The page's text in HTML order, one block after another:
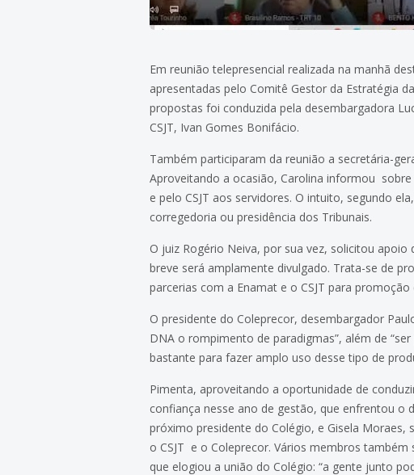
Em reunião telepresencial realizada na manhã
apresentadas pelo Comitê Gestor da Estratégia
propostas foi conduzida pela desembargadora
CSJT, Ivan Gomes Bonifácio.
Também participaram da reunião a secretária-
Aproveitando a ocasião, Carolina informou
e pelo CSJT aos servidores. O intuito, segundo
corregedoria ou presidência dos Tribunais.
O juiz Rogério Neiva, por sua vez, solicitou
breve será amplamente divulgado. Trata-se de
parcerias com a Enamat e o CSJT para
O presidente do Coleprecor, desembargador
DNA o rompimento de paradigmas”, além de
bastante para fazer amplo uso desse tipo de
Pimenta, aproveitando a oportunidade de
confiança nesse ano de gestão, que enfrentou o
próximo presidente do Colégio, e Gisela
o CSJT e o Coleprecor. Vários membros
que elogiou a união do Colégio: “a gente junto